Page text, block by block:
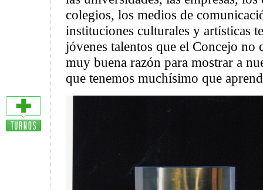
colegios, los medios de
instituciones culturales y artísticas
jóvenes talentos que el Concejo
muy buena razón para mostrar a
que tenemos muchísimo que